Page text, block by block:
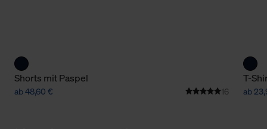
Shorts mit Paspel
ab 48,60 € 16
T-
ab